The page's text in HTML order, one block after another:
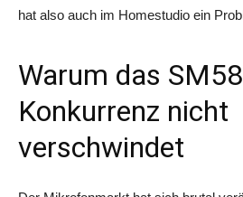
hat also auch im Homestudio ein
Warum das
Konkurrenz nicht
verschwindet